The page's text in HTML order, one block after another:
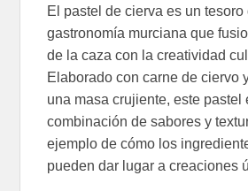
El pastel de cierva es un tesoro
gastronomía murciana que
de la caza con la creatividad
Elaborado con carne de ciervo
una masa crujiente, este pastel
combinación de sabores y
ejemplo de cómo los
pueden dar lugar a creaciones